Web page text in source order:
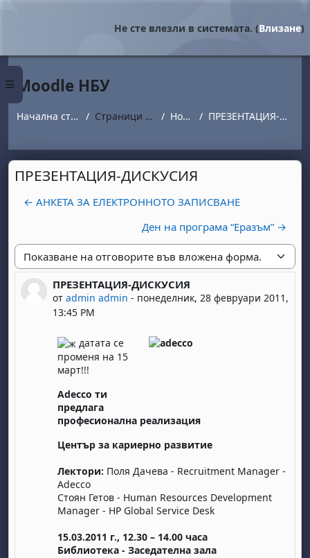
Страничен панел
Не сте влезли в системата. (Влизане)
Moodle НБУ
Начална страница Страници от сайта Новини ПРЕЗЕНТАЦИЯ-ДИСКУСИЯ
ПРЕЗЕНТАЦИЯ-ДИСКУСИЯ
← АНКЕТА ЗА ЕЛЕКТРОННОТО ЗАПИСВАНЕ
Ден на програма “Eразъм” →
Начин на показване
ПРЕЗЕНТАЦИЯ-ДИСКУСИЯ
от admin admin - понеделник, 28 февруари 2011,
13:45 PM
Number of replies: 0
датата се
променя на 15
март!!!
Adecco ти
предлага
професионална реализация
Център за кариерно развитие
Лектори: Поля Дачева - Recruitment Мanager -
Adecco
Стоян Гетов - Human Resources Development
Manager - HP Global Service Desk
15.03.2011 г., 12.30 – 14.00 часа
Библиотека - Заседателна зала